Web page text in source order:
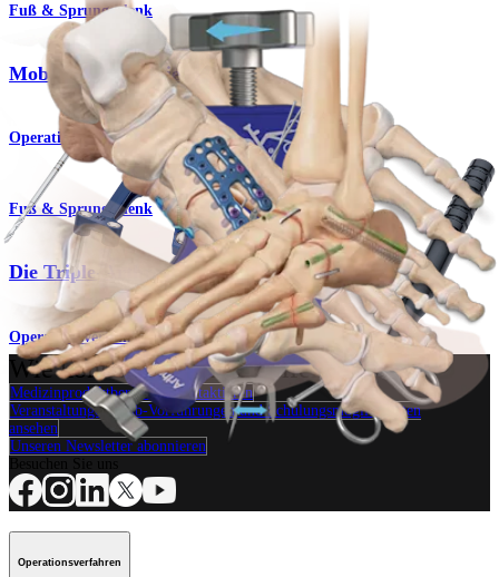
Fuß & Sprunggelenk
Moberg-Osteotomie
Operationsverfahren
Fuß & Sprunggelenk
Die Triple-Arthrodese
Operationsverfahren
Wie können wir Ihnen helfen?
Medizinproduktberater:in kontaktieren
Veranstaltungen, Lab-Vorführungen und Schulungsmöglichkeiten
ansehen
Unseren Newsletter abonnieren
Operationsverfahren